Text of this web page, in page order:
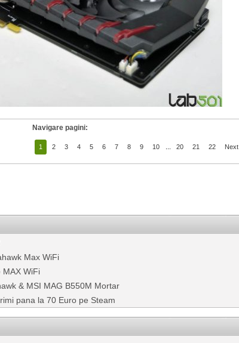
Navigare pagini:
1 2 3 4 5 6 7 8 9 10 20 21 22 Next
Max WiFi
MAX WiFi
& MSI MAG B550M Mortar
pana la 70 Euro pe Steam